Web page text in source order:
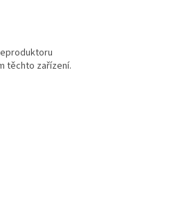
těchto zařízení.